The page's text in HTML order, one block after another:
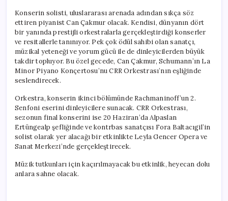
Konserin solisti, uluslararası arenada adından sıkça söz
ettiren piyanist Can Çakmur olacak. Kendisi, dünyanın dört
bir yanında prestijli orkestralarla gerçekleştirdiği konserler
ve resitallerle tanınıyor. Pek çok ödül sahibi olan sanatçı,
müzikal yeteneği ve yorum gücü ile de dinleyicilerden büyük
takdir topluyor. Bu özel gecede, Can Çakmur, Schumann’ın La
Minor Piyano Konçertosu’nu CRR Orkestrası’nın eşliğinde
seslendirecek.
Orkestra, konserin ikinci bölümünde Rachmaninoff’un 2.
Senfoni eserini dinleyicilere sunacak. CRR Orkestrası,
sezonun final konserini ise 20 Haziran’da Alpaslan
Ertüngealp şefliğinde ve kontrbas sanatçısı Fora Baltacıgil’in
solist olarak yer alacağı bir etkinlikte Leyla Gencer Opera ve
Sanat Merkezi’nde gerçekleştirecek.
Müzik tutkunları için kaçırılmayacak bu etkinlik, heyecan dolu
anlara sahne olacak.